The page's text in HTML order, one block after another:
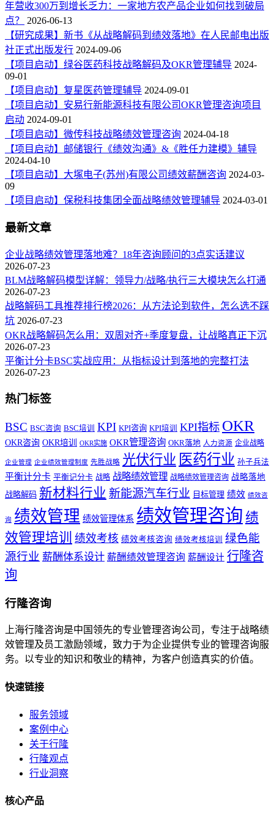
年营收300万到增长乏力：一家地方农产品企业如何找到破局
点？
2026-06-13
【研究成果】新书《从战略解码到绩效落地》在人民邮电出版
社正式出版发行 2024-09-06
【项目启动】绿谷医药科技战略解码及OKR管理辅导 2024-
09-01
【项目启动】复星医药管理辅导 2024-09-01
【项目启动】安易行新能源科技有限公司OKR管理咨询项目
启动 2024-09-01
【项目启动】微传科技战略绩效管理咨询 2024-04-18
【项目启动】邮储银行《绩效沟通》&《胜任力建模》辅导
2024-04-10
【项目启动】大塚电子(苏州)有限公司绩效薪酬咨询 2024-03-
09
【项目启动】保税科技集团全面战略绩效管理辅导 2024-03-01
最新文章
企业战略绩效管理落地难？18年咨询顾问的3点实话建议
2026-07-23
BLM战略解码模型详解：领导力/战略/执行三大模块怎么打通
2026-07-23
战略解码工具推荐排行榜2026：从方法论到软件，怎么选不踩
坑 2026-07-23
OKR战略解码怎么用：双周对齐+季度复盘，让战略真正下沉
2026-07-23
平衡计分卡BSC实战应用：从指标设计到落地的完整打法
2026-07-23
热门标签
BSC BSC咨询 BSC培训 KPI KPI咨询 KPI培训 KPI指标 OKR
OKR咨询 OKR培训 OKR实施 OKR管理咨询 OKR落地 人力资源 企业战略
企业管理 企业绩效管理制度 先胜战略 光伏行业 医药行业 孙子兵法
平衡计分卡 平衡记分卡 战略 战略绩效管理 战略绩效管理咨询 战略落地
战略解码 新材料行业 新能源汽车行业 目标管理 绩效 绩效咨
询 绩效管理 绩效管理体系 绩效管理咨询 绩
效管理培训 绩效考核 绩效考核咨询 绩效考核培训
绿色能
源行业 薪酬体系设计 薪酬绩效管理咨询 薪酬设计 行隆咨
询
行隆咨询
上海行隆咨询是中国领先的专业管理咨询公司，专注于战略绩
效管理及员工激励领域，致力于为企业提供专业的管理咨询服
务。以专业的知识和敬业的精神，为客户创造真实的价值。
快速链接
服务领域
案例中心
关于行隆
行隆观点
行业洞察
核心产品